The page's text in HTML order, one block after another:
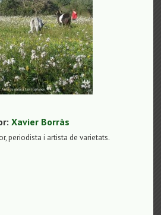
Xavier Borràs
periodista i artista de varietats.